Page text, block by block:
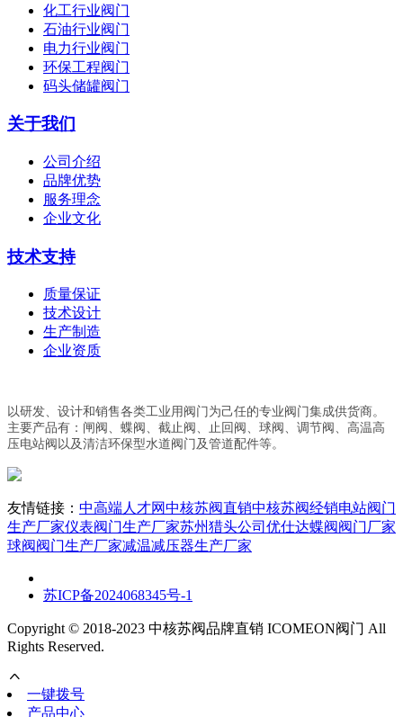
化工行业阀门
石油行业阀门
电力行业阀门
环保工程阀门
码头储罐阀门
关于我们
公司介绍
品牌优势
服务理念
企业文化
技术支持
质量保证
技术设计
生产制造
企业资质
以研发、设计和销售各类工业用阀门为己任的专业阀门集成供货商。
主要产品有：闸阀、蝶阀、截止阀、止回阀、球阀、调节阀、高温高
压电站阀以及清洁环保型水道阀门及管道配件等。
友情链接： 中高端人才网中核苏阀直销中核苏阀经销电站阀门
生产厂家仪表阀门生产厂家苏州猎头公司优仕达蝶阀阀门厂家
球阀阀门生产厂家减温减压器生产厂家
苏ICP备2024068345号-1
Copyright © 2018-2023 中核苏阀品牌直销 ICOMEON阀门 All
Rights Reserved.
一键拨号
产品中心